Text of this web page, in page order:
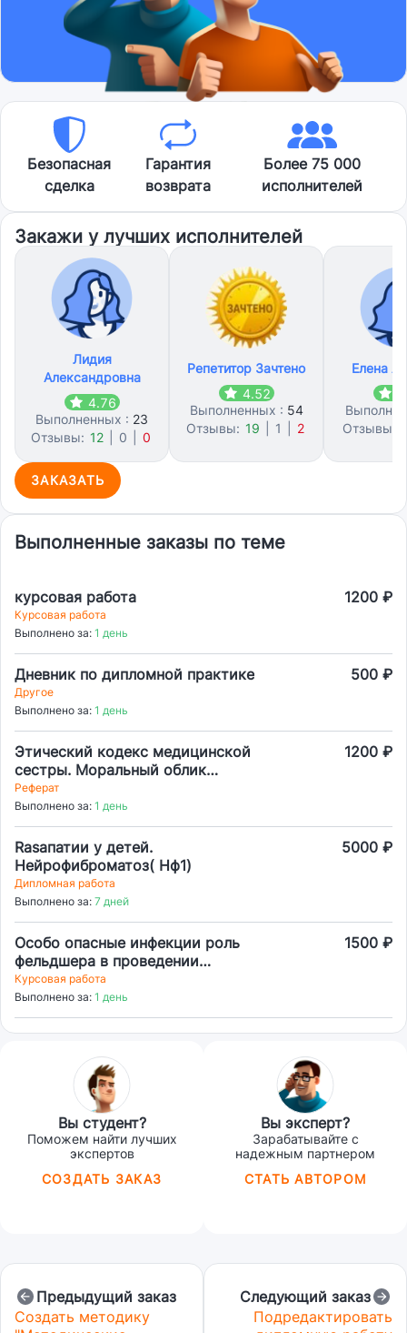
Безопасная
сделка
Гарантия
возврата
Более 75 000
исполнителей
Закажи у лучших исполнителей
Лидия
Александровна
4.76
Выполненных : 23
Отзывы: 12 0 0
Репетитор Зачтено
4.52
Выполненных : 54
Отзывы: 19 1 2
Елена
Отзывы:
ЗАКАЗАТЬ
Выполненные заказы по теме
курсовая работа 1200 ₽
Курсовая работа
Выполнено за: 1 день
Дневник по дипломной практике 500 ₽
Другое
Выполнено за: 1 день
Этический кодекс медицинской
сестры. Моральный облик
медицинского персонала. Обзор
медицинской литературы.
1200 ₽
Реферат
Выполнено за: 1 день
Rasапатии у детей.
Нейрофиброматоз( Нф1)
5000 ₽
Дипломная работа
Выполнено за: 7 дней
Особо опасные инфекции роль
фельдшера в проведении
дифференциальной диагностики
организации профилактических
мероприятий.
1500 ₽
Курсовая работа
Выполнено за: 1 день
Вы студент?
Поможем найти лучших
экспертов
СОЗДАТЬ ЗАКАЗ
Вы эксперт?
Зарабатывайте с
надежным партнером
СТАТЬ АВТОРОМ
Предыдущий заказ
Создать методику
Следующий заказ
Подредактировать